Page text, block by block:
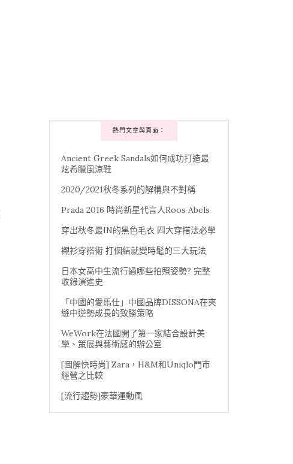
熱門文章與頁面︰
Ancient Greek Sandals如何成功打造最
炫希臘風涼鞋
2020/2021秋冬系列的解構與不對稱
Prada 2016 時尚新星代言人Roos Abels
穿出秋冬最IN的黑色毛衣 四大穿搭法必學
襯衫穿搭術 打個結就變時髦的三大玩法
日本女高中生流行過哪些拍照姿勢? 完整
收錄演進史
「中國的愛馬仕」中國品牌DISSONA在夾
縫中逆勢成長的致勝策略
WeWork在法國開了第一家結合設計美
學、策展與藝術感的辦公室
[圖解快時尚] Zara，H&M和Uniqlo門市
經營之比較
[流行趨勢]豪華運動風